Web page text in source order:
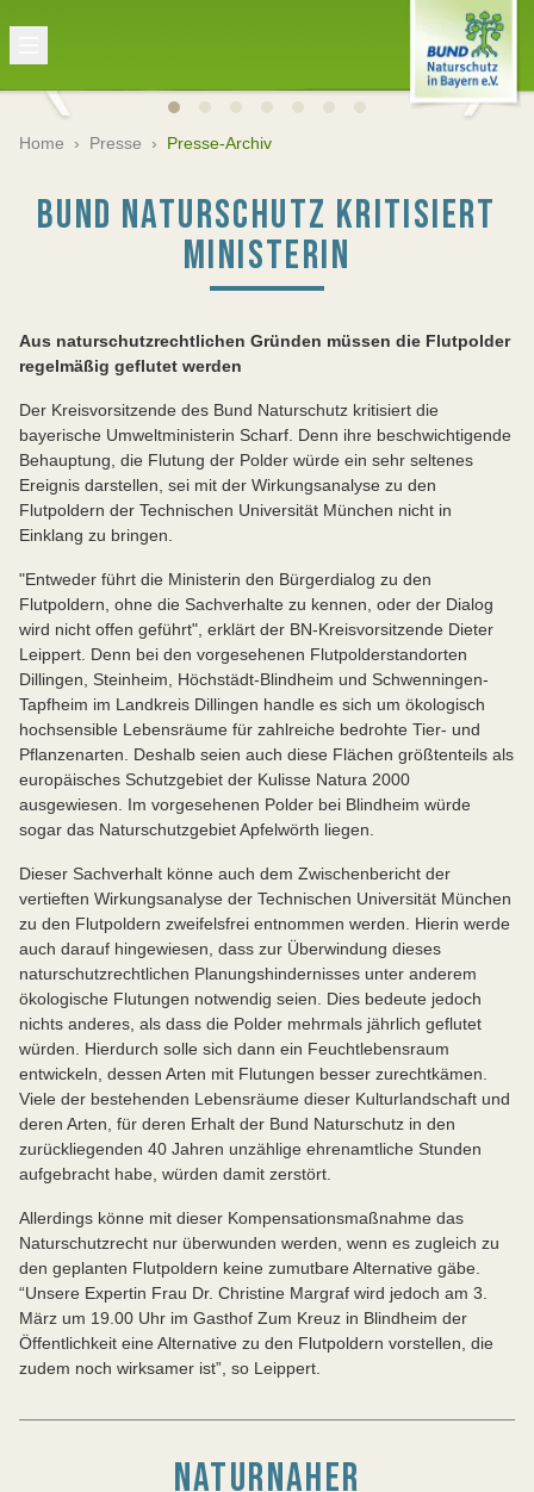
Home › Presse › Presse-Archiv
BUND NATURSCHUTZ KRITISIERT
MINISTERIN
Aus naturschutzrechtlichen Gründen müssen die Flutpolder
regelmäßig geflutet werden
Der Kreisvorsitzende des Bund Naturschutz kritisiert die
bayerische Umweltministerin Scharf. Denn ihre beschwichtigende
Behauptung, die Flutung der Polder würde ein sehr seltenes
Ereignis darstellen, sei mit der Wirkungsanalyse zu den
Flutpoldern der Technischen Universität München nicht in
Einklang zu bringen.
"Entweder führt die Ministerin den Bürgerdialog zu den
Flutpoldern, ohne die Sachverhalte zu kennen, oder der Dialog
wird nicht offen geführt", erklärt der BN-Kreisvorsitzende Dieter
Leippert. Denn bei den vorgesehenen Flutpolderstandorten
Dillingen, Steinheim, Höchstädt-Blindheim und Schwenningen-
Tapfheim im Landkreis Dillingen handle es sich um ökologisch
hochsensible Lebensräume für zahlreiche bedrohte Tier- und
Pflanzenarten. Deshalb seien auch diese Flächen größtenteils als
europäisches Schutzgebiet der Kulisse Natura 2000
ausgewiesen. Im vorgesehenen Polder bei Blindheim würde
sogar das Naturschutzgebiet Apfelwörth liegen.
Dieser Sachverhalt könne auch dem Zwischenbericht der
vertieften Wirkungsanalyse der Technischen Universität München
zu den Flutpoldern zweifelsfrei entnommen werden. Hierin werde
auch darauf hingewiesen, dass zur Überwindung dieses
naturschutzrechtlichen Planungshindernisses unter anderem
ökologische Flutungen notwendig seien. Dies bedeute jedoch
nichts anderes, als dass die Polder mehrmals jährlich geflutet
würden. Hierdurch solle sich dann ein Feuchtlebensraum
entwickeln, dessen Arten mit Flutungen besser zurechtkämen.
Viele der bestehenden Lebensräume dieser Kulturlandschaft und
deren Arten, für deren Erhalt der Bund Naturschutz in den
zurückliegenden 40 Jahren unzählige ehrenamtliche Stunden
aufgebracht habe, würden damit zerstört.
Allerdings könne mit dieser Kompensationsmaßnahme das
Naturschutzrecht nur überwunden werden, wenn es zugleich zu
den geplanten Flutpoldern keine zumutbare Alternative gäbe.
“Unsere Expertin Frau Dr. Christine Margraf wird jedoch am 3.
März um 19.00 Uhr im Gasthof Zum Kreuz in Blindheim der
Öffentlichkeit eine Alternative zu den Flutpoldern vorstellen, die
zudem noch wirksamer ist”, so Leippert.
NATURNAHER